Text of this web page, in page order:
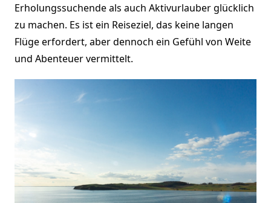
Erholungssuchende als auch Aktivurlauber glücklich
zu machen. Es ist ein Reiseziel, das keine langen
Flüge erfordert, aber dennoch ein Gefühl von Weite
und Abenteuer vermittelt.